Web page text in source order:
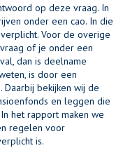
op deze vraag. In
onder een cao. In die
Voor de overige
of je onder een
dan is deelname
is door een
bekijken wij de
en leggen die
het rapport maken we
regelen voor
is.